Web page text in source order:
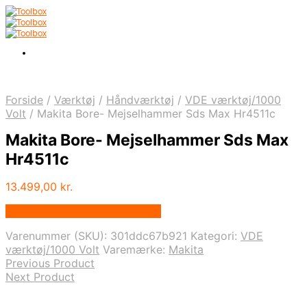
Forside / Værktøj / Håndværktøj / VDE værktøj/1000
Volt / Makita Bore- Mejselhammer Sds Max Hr4511c
Makita Bore- Mejselhammer Sds Max
Hr4511c
13.499,00 kr.
Varenummer (SKU): 301ddc67b921 Kategori: VDE
værktøj/1000 Volt Varemærke: Makita
Previous Product
Next Product